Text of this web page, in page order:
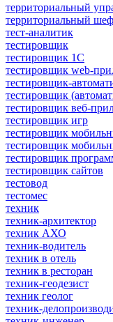
территориальный
территориальный
тест-аналитик
тестировщик
тестировщик 1С
тестировщик web-
тестировщик-
тестировщик
тестировщик веб-
тестировщик игр
тестировщик
тестировщик
тестировщик
тестировщик сайтов
тестовод
тестомес
техник
техник-архитектор
техник АХО
техник-водитель
техник в отель
техник в ресторан
техник-геодезист
техник геолог
техник-